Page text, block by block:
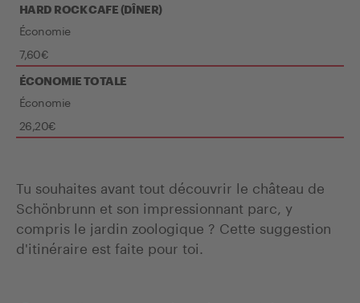
HARD ROCK CAFE (DÎNER)
Économie
7,60€
ÉCONOMIE TOTALE
Économie
26,20€
Tu souhaites avant tout découvrir le château de
Schönbrunn et son impressionnant parc, y
compris le jardin zoologique ? Cette suggestion
d'itinéraire est faite pour toi.